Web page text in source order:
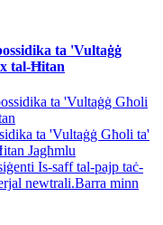
ta 'Vultaġġ
tal-Ħitan
ta 'Vultaġġ Għoli ta'
Jagħmlu
Is-saff tal-pajp taċ-
newtrali.Barra minn